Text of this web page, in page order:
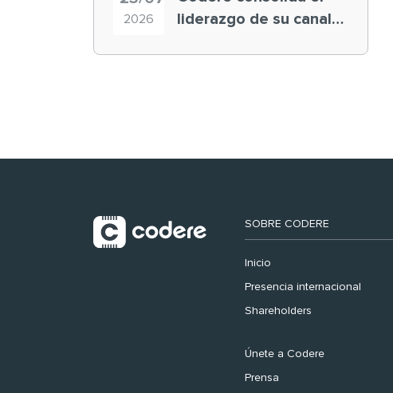
2026
liderazgo de su canal
SOBRE CODERE
Inicio
Presencia internacional
Shareholders
Únete a Codere
Prensa